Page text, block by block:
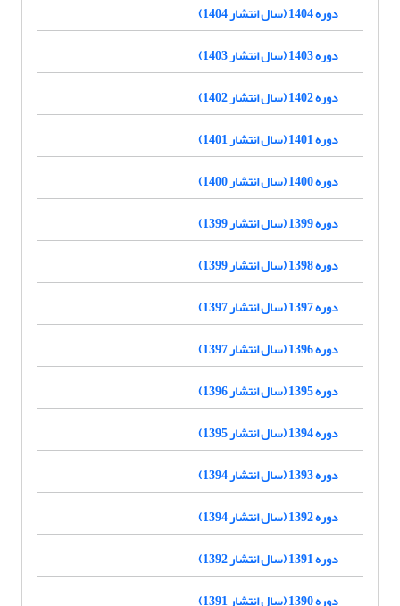
دوره 1404 (سال انتشار 1404)
دوره 1403 (سال انتشار 1403)
دوره 1402 (سال انتشار 1402)
دوره 1401 (سال انتشار 1401)
دوره 1400 (سال انتشار 1400)
دوره 1399 (سال انتشار 1399)
دوره 1398 (سال انتشار 1399)
دوره 1397 (سال انتشار 1397)
دوره 1396 (سال انتشار 1397)
دوره 1395 (سال انتشار 1396)
دوره 1394 (سال انتشار 1395)
دوره 1393 (سال انتشار 1394)
دوره 1392 (سال انتشار 1394)
دوره 1391 (سال انتشار 1392)
دوره 1390 (سال انتشار 1391)